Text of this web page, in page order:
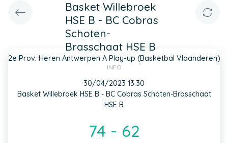
Basket Willebroek
HSE B - BC Cobras
Schoten-
Brasschaat HSE B
2e Prov. Heren Antwerpen A Play-up (Basketbal Vlaanderen)
INFO
30/04/2023 13:30
Basket Willebroek HSE B - BC Cobras Schoten-Brasschaat
HSE B
74 - 62